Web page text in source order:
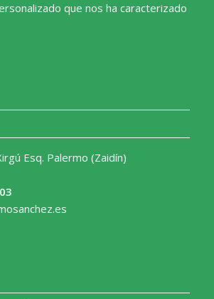
que nos ha caracterizado
Esq. Palermo (Zaidín)